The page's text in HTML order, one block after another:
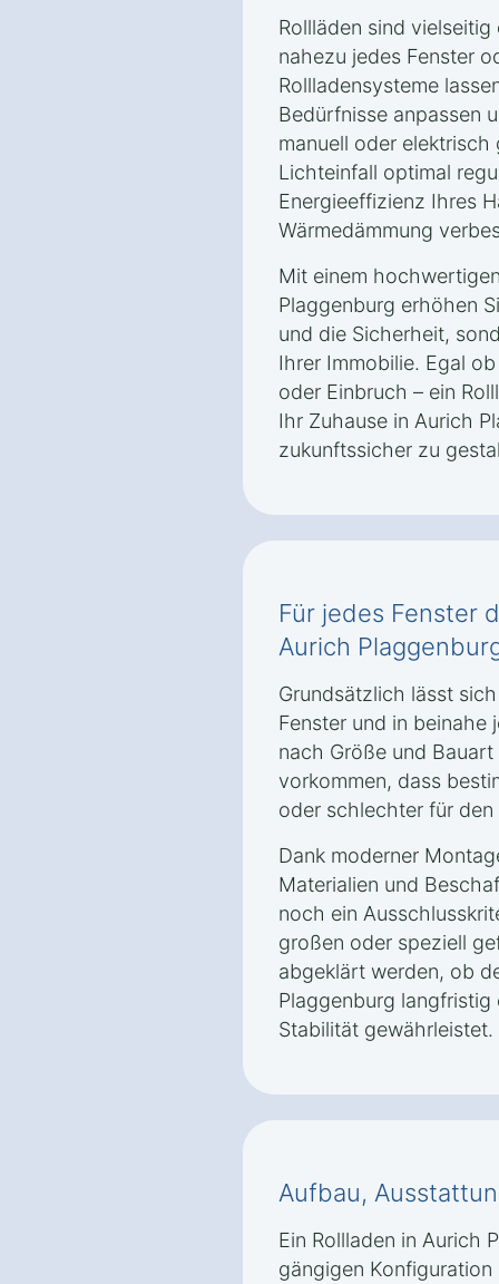
Rollläden sind
nahezu jedes Fenster
Rollladensysteme
Bedürfnisse anpassen
manuell oder elektrisch
Lichteinfall optimal
Energieeffizienz Ihres
Wärmedämmung
Mit einem
Plaggenburg erhöhen
und die Sicherheit,
Ihrer Immobilie. Egal
oder Einbruch – ein
Ihr Zuhause in Aurich
zukunftssicher zu
Für jedes Fenster
Aurich
Grundsätzlich lässt
Fenster und in beinahe
nach Größe und
vorkommen, dass
oder schlechter für
Dank moderner
Materialien und
noch ein
großen oder speziell
abgeklärt werden, ob
Plaggenburg langfristig
Stabilität gewährleistet.
Aufbau,
Ein Rollladen in Aurich
gängigen